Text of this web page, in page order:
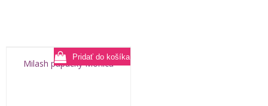
Milash papučky Monica